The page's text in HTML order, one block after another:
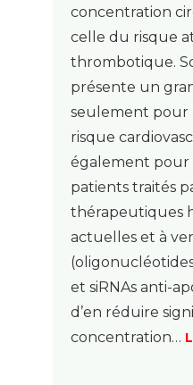
concentration
celle du risque
thrombotique.
présente un
seulement pour
risque
également pour
patients traités
thérapeutiques
actuelles et à
et siRNAs anti-
d’en réduire
concentration…